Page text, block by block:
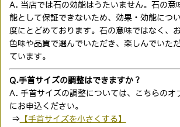
A. 当店では石の効能はうたいません。石の意
能として保証できないため、効果・効能につ
度にとどめております。石の意味ではなく、
色味や品質で選んでいただき、楽しんでいた
ています。
Q.手首サイズの調整はできますか？
A. 手首サイズの調整については、こちらのオ
にお申込ください。
⇒ 【手首サイズを小さくする】